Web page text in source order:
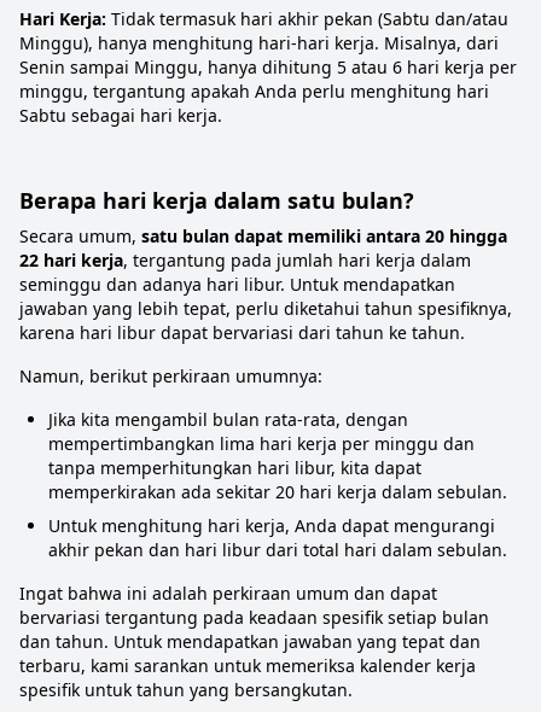
Hari Kerja: Tidak termasuk hari akhir pekan (Sabtu dan/atau
Minggu), hanya menghitung hari-hari kerja. Misalnya, dari
Senin sampai Minggu, hanya dihitung 5 atau 6 hari kerja per
minggu, tergantung apakah Anda perlu menghitung hari
Sabtu sebagai hari kerja.
Berapa hari kerja dalam satu bulan?
Secara umum, satu bulan dapat memiliki antara 20 hingga
22 hari kerja, tergantung pada jumlah hari kerja dalam
seminggu dan adanya hari libur. Untuk mendapatkan
jawaban yang lebih tepat, perlu diketahui tahun spesifiknya,
karena hari libur dapat bervariasi dari tahun ke tahun.
Namun, berikut perkiraan umumnya:
Jika kita mengambil bulan rata-rata, dengan
mempertimbangkan lima hari kerja per minggu dan
tanpa memperhitungkan hari libur, kita dapat
memperkirakan ada sekitar 20 hari kerja dalam sebulan.
Untuk menghitung hari kerja, Anda dapat mengurangi
akhir pekan dan hari libur dari total hari dalam sebulan.
Ingat bahwa ini adalah perkiraan umum dan dapat
bervariasi tergantung pada keadaan spesifik setiap bulan
dan tahun. Untuk mendapatkan jawaban yang tepat dan
terbaru, kami sarankan untuk memeriksa kalender kerja
spesifik untuk tahun yang bersangkutan.